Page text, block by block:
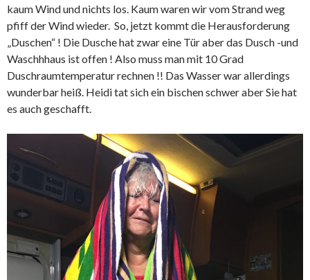
kaum Wind und nichts los. Kaum waren wir vom Strand weg
pfiff der Wind wieder. So, jetzt kommt die Herausforderung
„Duschen“ ! Die Dusche hat zwar eine Tür aber das Dusch -und
Waschhhaus ist offen ! Also muss man mit 10 Grad
Duschraumtemperatur rechnen !! Das Wasser war allerdings
wunderbar heiß. Heidi tat sich ein bischen schwer aber Sie hat
es auch geschafft.